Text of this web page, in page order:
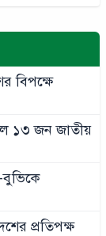
বিপক্ষে
১৩ জন জাতীয়
বুভিকে
প্রতিপক্ষ